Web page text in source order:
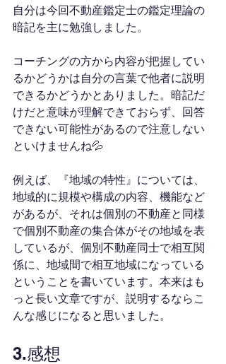
自分は今回不動産鑑定士の鑑定理論の
暗記を主に勉強しました。
コーチングの方から内容が把握してい
るかどうかは自分の言葉で他者に説明
できるかどうかとありました。暗記だ
けだと意味が理解できておらず、回答
できない可能性があるので注意しない
といけませんね💦
例えば、『地域の特性』については、
地域的に規模や構成の内容、機能など
があるが、それは個別の不動産と同様
で個別不動産の集合体がその地域を表
しているが、個別不動産同士で相互関
係に、地域間で相互地域になっている
ということを書いています。本来はも
っと長い文章ですが、説明するならこ
んな感じになると思いました。
3.感想